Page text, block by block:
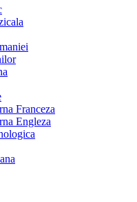
Franceza
Engleza